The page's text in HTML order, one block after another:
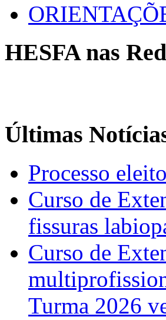
HESFA nas
Últimas
Processo
Curso de
fissuras
Curso de
Turma 2026